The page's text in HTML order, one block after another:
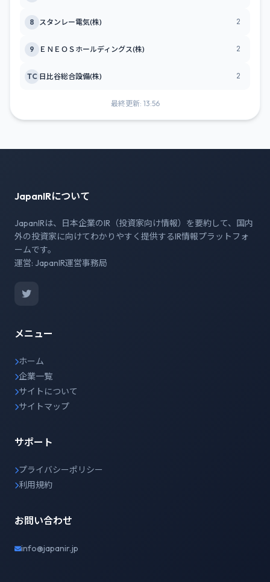
8 スタンレー電気(株) 2
9 ＥＮＥＯＳホールディングス(株) 2
TC 日比谷総合設備(株) 2
最終更新: 13:56
JapanIRについて
JapanIRは、日本企業のIR（投資家向け情報）を要約して、国内
外の投資家に向けてわかりやすく提供するIR情報プラットフォ
ームです。
運営: JapanIR運営事務局
メニュー
ホーム
企業一覧
サイトについて
サイトマップ
サポート
プライバシーポリシー
利用規約
お問い合わせ
info@japanir.jp